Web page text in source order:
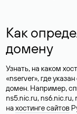
Как
домену
Узнать, на каком
«nserver», где
домен. Например,
ns5.nic.ru, ns6.nic.ru,
на хостинге сайтов